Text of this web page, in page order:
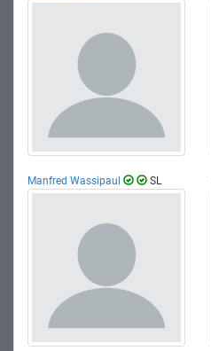
Manfred Wassipaul SL